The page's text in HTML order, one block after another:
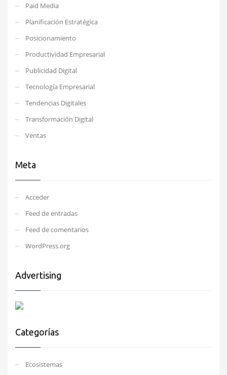
Paid Media
Planificación Estratégica
Posicionamiento
Productividad Empresarial
Publicidad Digital
Tecnología Empresarial
Tendencias Digitales
Transformación Digital
Ventas
Meta
Acceder
Feed de entradas
Feed de comentarios
WordPress.org
Advertising
Categorías
Ecosistemas